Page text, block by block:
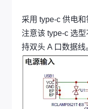
采用 type-c 供电
注意该 type-c 选
持双头 A 口数据线